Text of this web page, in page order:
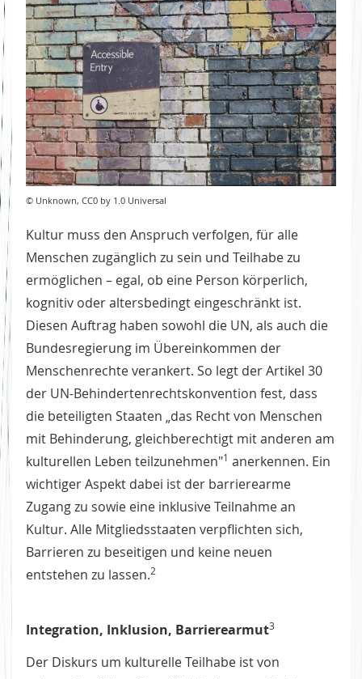
© Unknown, CC0 by 1.0 Universal
Kultur muss den Anspruch verfolgen, für alle
Menschen zugänglich zu sein und Teilhabe zu
ermöglichen – egal, ob eine Person körperlich,
kognitiv oder altersbedingt eingeschränkt ist.
Diesen Auftrag haben sowohl die UN, als auch die
Bundesregierung im Übereinkommen der
Menschenrechte verankert. So legt der Artikel 30
der UN-Behindertenrechtskonvention fest, dass
die beteiligten Staaten „das Recht von Menschen
mit Behinderung, gleichberechtigt mit anderen am
kulturellen Leben teilzunehmen"1 anerkennen. Ein
wichtiger Aspekt dabei ist der barrierearme
Zugang zu sowie eine inklusive Teilnahme an
Kultur. Alle Mitgliedsstaaten verpflichten sich,
Barrieren zu beseitigen und keine neuen
entstehen zu lassen.2
Integration, Inklusion, Barrierearmut3
Der Diskurs um kulturelle Teilhabe ist von